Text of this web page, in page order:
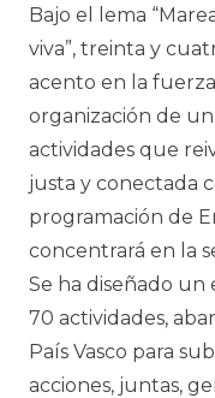
Bajo el lema
viva”, treinta y
acento en la
organización de
actividades que
justa y conectada
programación de
concentrará en la
Se ha diseñado un
70 actividades,
País Vasco para
acciones, juntas,